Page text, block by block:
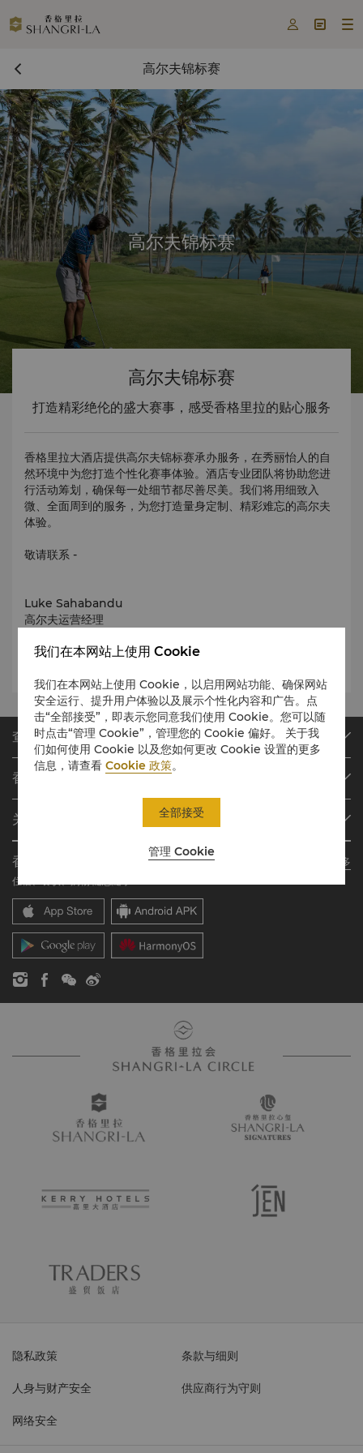
  
高尔夫锦标赛
高尔夫锦标赛
高尔夫锦标赛
打造精彩绝伦的盛大赛事，感受香格里拉的贴心服务
香格里拉大酒店提供高尔夫锦标赛承办服务，在秀丽怡人的自
然环境中为您打造个性化赛事体验。酒店专业团队将协助您进
行活动筹划，确保每一处细节都尽善尽美。我们将用细致入
微、全面周到的服务，为您打造量身定制、精彩难忘的高尔夫
体验。
敬请联系 -
Luke Sahabandu
高尔夫运营经理
电话：(94 76) 668 9611
查找或预订
我们的目的地
查找预订
餐厅与酒吧
香格里拉会
加入香格里拉会
常见问题
联络我们
关于香格里拉集团
我们的酒店品牌
香格里拉中心
香格里拉公寓
联系方式
职业发展
企业社会责任
新闻稿
香格里拉会应用程序
了解更多
住宿、餐饮、购物 随想随享
隐私政策 条款与细则
人身与财产安全 供应商行为守则
网络安全
我们在本网站上使用 Cookie
我们在本网站上使用 Cookie，以启用网站功能、确保网站
安全运行、提升用户体验以及展示个性化内容和广告。点
击“全部接受”，即表示您同意我们使用 Cookie。您可以随
时点击“管理 Cookie”，管理您的 Cookie 偏好。 关于我
们如何使用 Cookie 以及您如何更改 Cookie 设置的更多
信息，请查看Cookie 政策。
管理 Cookie
全部接受